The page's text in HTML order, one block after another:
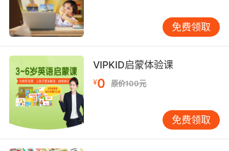
8. Lucky you, I guess I'll just have to postpone
the disembowelment.
你真幸运 我想我只好 将开膛破肚计划延迟了
9. You, search from the spastic dentistry
department down through disembowelment.
你 从痉挛牙科部搜到剖膛开肚室
10. It's your turn to disembowel dinner when
you got a sec.
免费领取
VIPKID启蒙体验课
¥0 原价100元
免费领取